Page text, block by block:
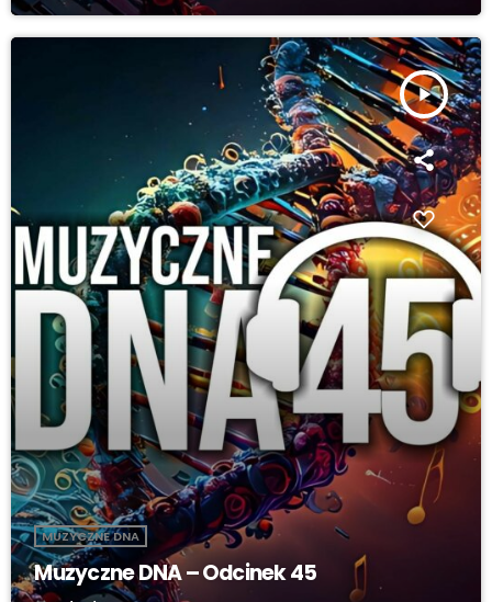
play_arrow
MUZYCZNE DNA
Muzyczne DNA – Odcinek 45